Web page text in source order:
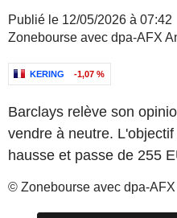
Publié le 12/05/2026 à 07:42
Zonebourse avec dpa-AFX
KERING -1,07 %
Barclays relève son
vendre à neutre.
hausse et passe de 255
© Zonebourse avec dpa-